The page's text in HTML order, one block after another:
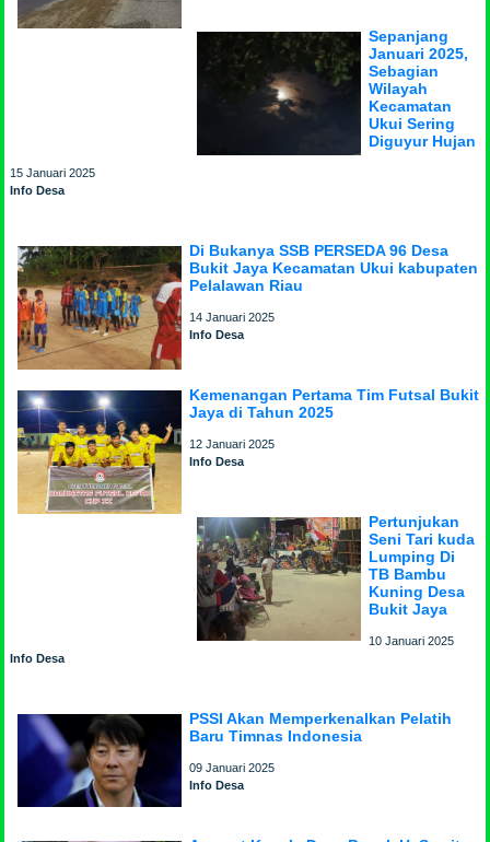
Sepanjang
Januari 2025,
Sebagian
Wilayah
Kecamatan
Ukui Sering
Diguyur Hujan
15 Januari 2025
Info Desa
Di Bukanya SSB PERSEDA 96 Desa
Bukit Jaya Kecamatan Ukui kabupaten
Pelalawan Riau
14 Januari 2025
Info Desa
Kemenangan Pertama Tim Futsal Bukit
Jaya di Tahun 2025
12 Januari 2025
Info Desa
Pertunjukan
Seni Tari kuda
Lumping Di
TB Bambu
Kuning Desa
Bukit Jaya
10 Januari 2025
Info Desa
PSSI Akan Memperkenalkan Pelatih
Baru Timnas Indonesia
09 Januari 2025
Info Desa